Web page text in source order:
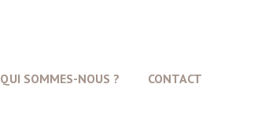
QUI SOMMES-NOUS ? CONTACT